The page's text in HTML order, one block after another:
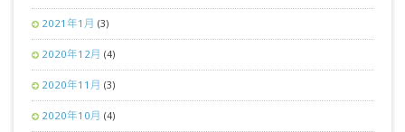
2021年1月 (3)
2020年12月 (4)
2020年11月 (3)
2020年10月 (4)